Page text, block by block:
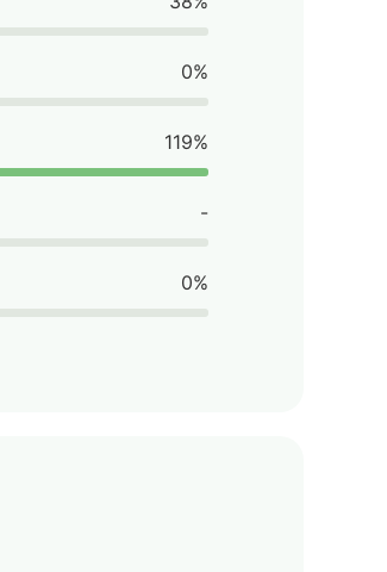
0%
119%
-
0%